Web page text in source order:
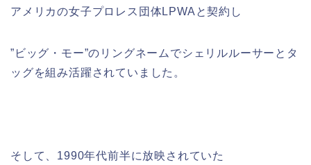
アメリカの女子プロレス団体LPWAと契約し
”ビッグ・モー”のリングネームでシェリルルーサーとタ
ッグを組み活躍されていました。
そして、1990年代前半に放映されていた